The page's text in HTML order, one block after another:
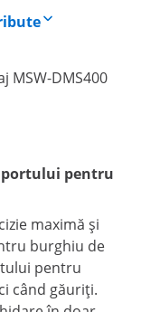
DMS400
pentru
maximă și
burghiu de
pentru
când găuriți.